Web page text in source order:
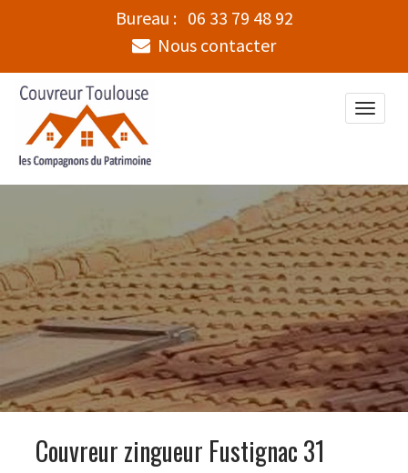
Bureau : 06 33 79 48 92
Nous contacter
Toggle
Couvreur zingueur Fustignac 31